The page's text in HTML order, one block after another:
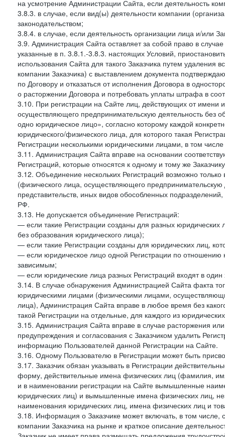
на усмотрение Администрации Сайта, если деятельность
3.8.3. в случае, если вид(ы) деятельности компании
законодательством;
3.8.4. в случае, если деятельность организации лица и/или
3.9. Администрация Сайта оставляет за собой право в
указанные в п. 3.8.1.-3.8.3. настоящих Условий,
использования Сайта для такого Заказчика путем
компании Заказчика) с выставлением документа
по Договору и отказаться от исполнения Договора в
о расторжении Договора и потребовать уплаты штрафа в
3.10. При регистрации на Сайте лиц, действующих от имени
осуществляющего предпринимательскую деятельность без
одно юридическое лицо», согласно которому каждой
юридического/физического лица, для которого такая
Регистрации несколькими юридическими лицами, в том
3.11. Администрация Сайта вправе на основании
Регистраций, которые относятся к одному и тому же
3.12. Объединение нескольких Регистраций возможно
(физического лица, осуществляющего
представительств, иных видов обособленных
РФ.
3.13. Не допускается объединение Регистраций:
— если такие Регистрации созданы для разных
без образования юридического лица);
— если такие Регистрации созданы для юридических лиц,
— если юридическое лицо одной Регистрации по отношению
зависимым;
— если юридические лица разных Регистраций входят в
3.14. В случае обнаружения Администрацией Сайта факта
юридическими лицами (физическими лицами,
лица), Администрация Сайта вправе в любое время без
такой Регистрации на отдельные, для каждого из
3.15. Администрация Сайта вправе в случае расторжения
предупреждения и согласования с Заказчиком удалить
информацию Пользователей данной Регистрации на Сайте.
3.16. Одному Пользователю в Регистрации может быть
3.17. Заказчик обязан указывать в Регистрации
форму, действительные имена физических лиц (фамилия,
и в наименовании регистрации на Сайте вымышленные
юридических лиц) и вымышленные имена физических лиц,
наименования юридических лиц, имена физических лиц и
3.18. Информация о Заказчике может включать, в том
компании Заказчика на рынке и краткое описание